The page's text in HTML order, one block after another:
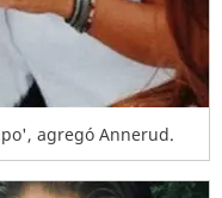
agregó Annerud.